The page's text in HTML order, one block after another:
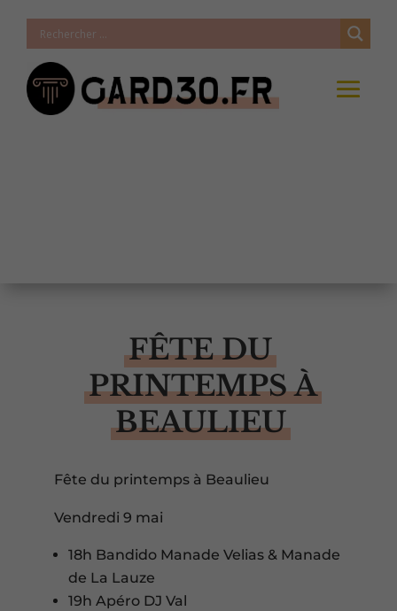
FÊTE DU
PRINTEMPS À
BEAULIEU
Fête du printemps à Beaulieu
Vendredi 9 mai
18h Bandido Manade Velias & Manade
de La Lauze
19h Apéro DJ Val